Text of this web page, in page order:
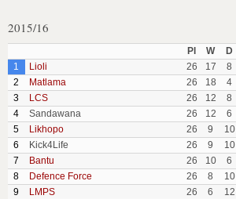
2015/16
Pl W D
1
Lioli 26 17 8
2
Matlama 26 18 4
3
LCS 26 12 8
4
Sandawana 26 12 6
5
Likhopo 26 9 10
6
Kick4Life 26 9 10
7
Bantu 26 10 6
8
Defence Force 26 8 10
9
LMPS 26 6 12